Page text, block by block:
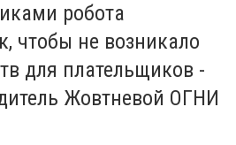
робота
чтобы не возникало
для плательщиков -
Жовтневой ОГНИ